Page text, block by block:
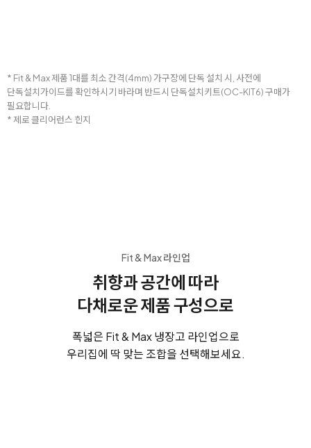
* Fit & Max 제품 1대를 최소 간격(4mm) 가구장에 단독 설치 시, 사전에
단독설치가이드를 확인하시기 바라며 반드시 단독설치키트(OC-KIT6) 구매가
필요합니다.
* 제로 클리어런스 힌지
Fit & Max 라인업
취향과 공간에 따라
다채로운 제품 구성으로
폭넓은 Fit & Max 냉장고 라인업으로
우리집에 딱 맞는 조합을 선택해보세요.